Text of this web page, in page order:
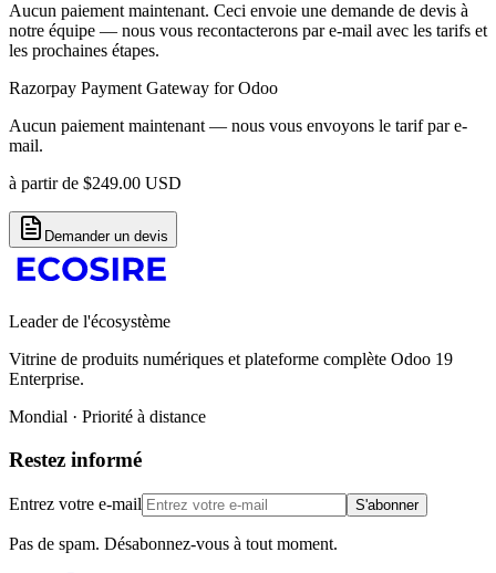
Aucun paiement maintenant. Ceci envoie une demande de devis à
notre équipe — nous vous recontacterons par e-mail avec les tarifs et
les prochaines étapes.
Razorpay Payment Gateway for Odoo
Aucun paiement maintenant — nous vous envoyons le tarif par e-
mail.
à partir de $249.00 USD
Demander un devis
Leader de l'écosystème
Vitrine de produits numériques et plateforme complète Odoo 19
Enterprise.
Mondial · Priorité à distance
Restez informé
Entrez votre e-mail S'abonner
Pas de spam. Désabonnez-vous à tout moment.